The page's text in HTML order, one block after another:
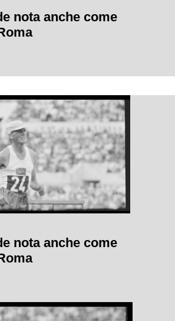
nota anche come
nota anche come